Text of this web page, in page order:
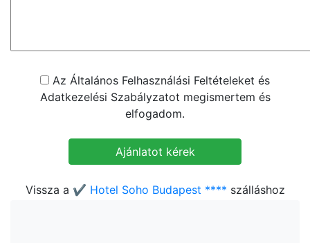
Az Általános Felhasználási Feltételeket és
Adatkezelési Szabályzatot megismertem és
elfogadom.
Vissza a ✔️ Hotel Soho Budapest **** szálláshoz